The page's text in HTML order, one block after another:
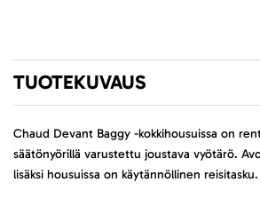
TUOTEKUVAUS
Chaud Devant Baggy -kokkihousuissa on
säätönyörillä varustettu joustava vyötärö.
lisäksi housuissa on käytännöllinen reisitasku.